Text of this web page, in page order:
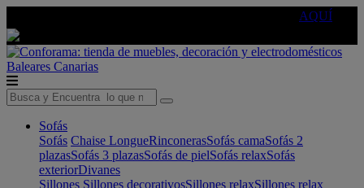
AQUÍ
Baleares Canarias
Sofás
Sofás Chaise LongueRinconerasSofás camaSofás 2
plazasSofás 3 plazasSofás de pielSofás relaxSofás
exteriorDivanes
Sillones Sillones decorativosSillones relaxSillones relax